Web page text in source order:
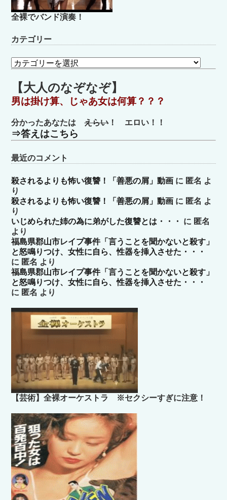
全裸でバンド演奏！
カテゴリー
カ
テ
ゴ
リ
ー
【大人のなぞなぞ】
男は掛け算、じゃあ女は何算？？？
分かったあなたはえらい！ エロい！！
⇒答えはこちら
最近のコメント
殺されるよりも怖い復讐！「善悪の屑」動画 に 匿名 よ
り
殺されるよりも怖い復讐！「善悪の屑」動画 に 匿名 よ
り
いじめられた姉の為に弟がした復讐とは・・・
に 匿名
より
福島県郡山市レイプ事件「言うことを聞かないと殺す」
と怒鳴りつけ、女性に自ら、性器を挿入させた・・・
に 匿名 より
福島県郡山市レイプ事件「言うことを聞かないと殺す」
と怒鳴りつけ、女性に自ら、性器を挿入させた・・・
に 匿名 より
【芸術】全裸オーケストラ ※セクシーすぎに注意！